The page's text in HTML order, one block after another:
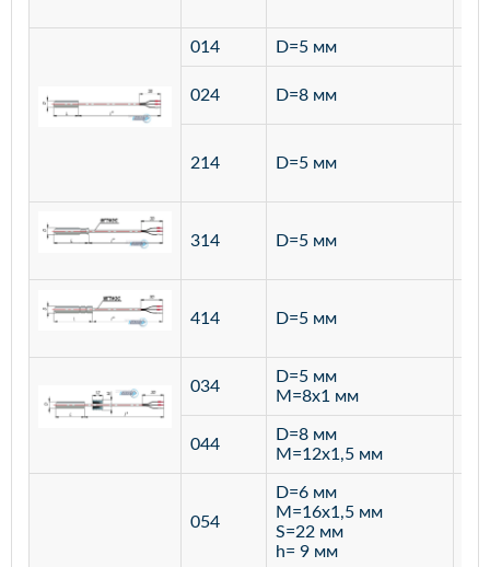
014 D=5 мм
024 D=8 мм
214 D=5 мм
314 D=5 мм
414 D=5 мм
034
D=5 мм
M=8х1 мм
044
D=8 мм
M=12х1,5 мм
054
D=6 мм
M=16х1,5 мм
S=22 мм
h= 9 мм